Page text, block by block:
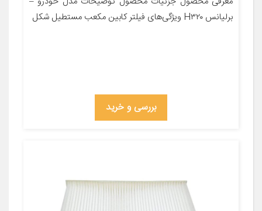
برلیانس H۳۲۰ ویژگی‌های فیلتر کابین مکعب مستطیل شکل
بررسی و خرید